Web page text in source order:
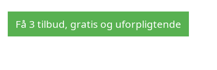
Få 3 tilbud, gratis og uforpligtende